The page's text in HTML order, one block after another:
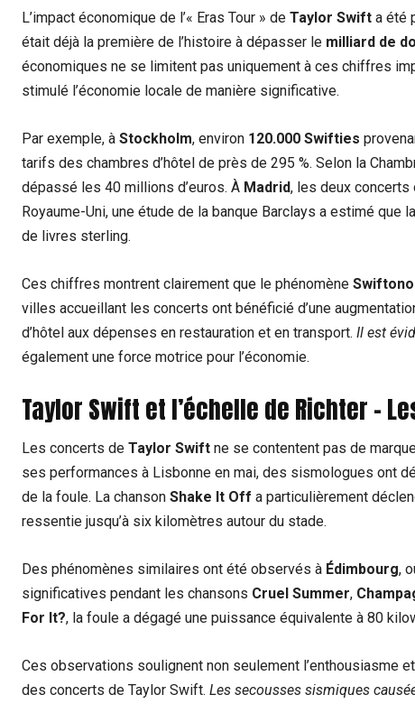
L’impact économique de l’« Eras Tour » de Taylor Swift a été
était déjà la première de l’histoire à dépasser le milliard de
économiques ne se limitent pas uniquement à ces chiffres
stimulé l’économie locale de manière significative.
Par exemple, à Stockholm, environ 120.000 Swifties
tarifs des chambres d’hôtel de près de 295 %. Selon la
dépassé les 40 millions d’euros. À Madrid, les deux concerts
Royaume-Uni, une étude de la banque Barclays a estimé que
de livres sterling.
Ces chiffres montrent clairement que le phénomène
villes accueillant les concerts ont bénéficié d’une
d’hôtel aux dépenses en restauration et en transport. Il est
également une force motrice pour l’économie.
Taylor Swift et l’échelle de Richter –
Les concerts de Taylor Swift ne se contentent pas de
ses performances à Lisbonne en mai, des sismologues ont
de la foule. La chanson Shake It Off a particulièrement
ressentie jusqu’à six kilomètres autour du stade.
Des phénomènes similaires ont été observés à Édimbourg,
significatives pendant les chansons Cruel Summer,
For It?, la foule a dégagé une puissance équivalente à 80
Ces observations soulignent non seulement l’enthousiasme
des concerts de Taylor Swift. Les secousses sismiques